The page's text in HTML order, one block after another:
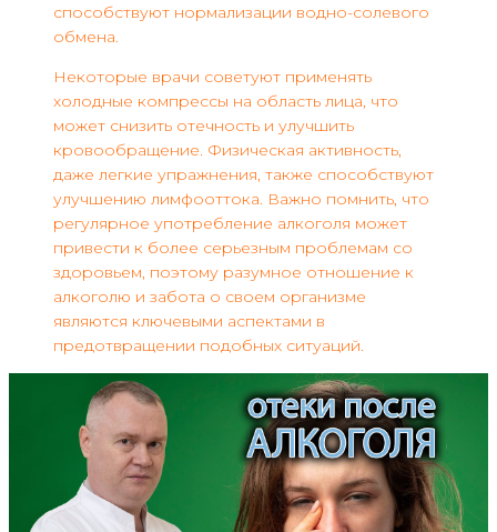
способствуют нормализации водно-солевого
обмена.
Некоторые врачи советуют применять
холодные компрессы на область лица, что
может снизить отечность и улучшить
кровообращение. Физическая активность,
даже легкие упражнения, также способствуют
улучшению лимфооттока. Важно помнить, что
регулярное употребление алкоголя может
привести к более серьезным проблемам со
здоровьем, поэтому разумное отношение к
алкоголю и забота о своем организме
являются ключевыми аспектами в
предотвращении подобных ситуаций.